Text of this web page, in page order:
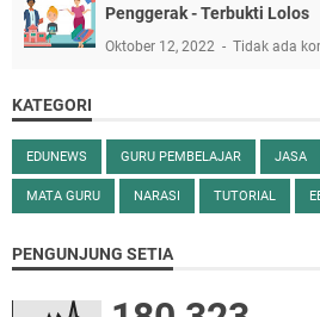
Penggerak - Terbukti Lolos
Oktober 12, 2022 Tidak ada
KATEGORI
EDUNEWS GURU PEMBELAJAR JASA
MATA GURU NARASI TUTORIAL
PENGUNJUNG SETIA